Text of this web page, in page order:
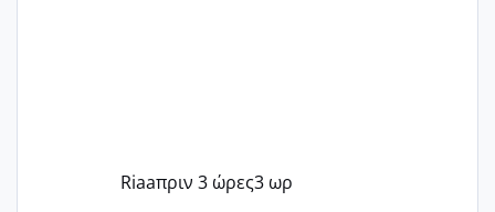
Riaaπριν 3 ώρες3 ωρ